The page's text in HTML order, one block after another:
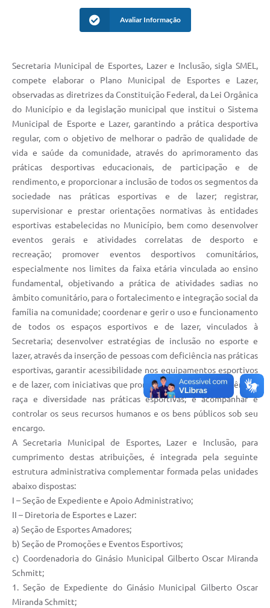
COPIR - Coordenadoria de Promoção de Igualdade Racial
Galeria de Fotos
Contratos
Obras
Notícias
Galeria de Vídeos
Contas Públicas
Links
Telefones Úteis
Termos de Uso & Política de Privacidade
Avaliar Informação
Secretaria Municipal de Esportes, Lazer e Inclusão, sigla SMEL,
compete elaborar o Plano Municipal de Esportes e Lazer,
observadas as diretrizes da Constituição Federal, da Lei Orgânica
do Município e da legislação municipal que institui o Sistema
Municipal de Esporte e Lazer, garantindo a prática desportiva
regular, com o objetivo de melhorar o padrão de qualidade de
vida e saúde da comunidade, através do aprimoramento das
práticas desportivas educacionais, de participação e de
rendimento, e proporcionar a inclusão de todos os segmentos da
sociedade nas práticas esportivas e de lazer; registrar,
supervisionar e prestar orientações normativas às entidades
esportivas estabelecidas no Município, bem como desenvolver
eventos gerais e atividades correlatas de desporto e
recreação; promover eventos desportivos comunitários,
especialmente nos limites da faixa etária vinculada ao ensino
fundamental, objetivando a prática de atividades sadias no
âmbito comunitário, para o fortalecimento e integração social da
família na comunidade; coordenar e gerir o uso e funcionamento
de todos os espaços esportivos e de lazer, vinculados à
Secretaria; desenvolver estratégias de inclusão no esporte e
lazer, através da inserção de pessoas com deficiência nas práticas
esportivas, garantir acessibilidade nos equipamentos esportivos
e de lazer, com iniciativas que promovam a equidade de gênero,
raça e diversidade nas práticas esportivas; e acompanhar e
controlar os seus recursos humanos e os bens públicos sob seu
encargo.
A Secretaria Municipal de Esportes, Lazer e Inclusão, para
cumprimento destas atribuições, é integrada pela seguinte
estrutura administrativa complementar formada pelas unidades
abaixo dispostas:
I – Seção de Expediente e Apoio Administrativo;
II – Diretoria de Esportes e Lazer:
a) Seção de Esportes Amadores;
b) Seção de Promoções e Eventos Esportivos;
c) Coordenadoria do Ginásio Municipal Gilberto Oscar Miranda
Schmitt;
1. Seção de Expediente do Ginásio Municipal Gilberto Oscar
Miranda Schmitt;